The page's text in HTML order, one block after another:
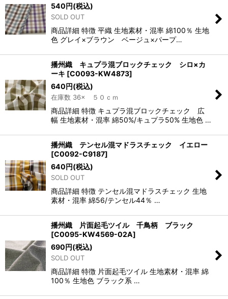
540円(税込)
SOLD OUT
商品詳細 特徴 平織 生地素材・混率 綿100％ 生地
色 グレイ×ブラウン ベージュ×パープ…
播州織 キュプラ混ブロックチェック シロ×カ
ーキ [C0093-KW4873]
640円(税込)
在庫数 36× ５０ｃｍ
商品詳細 特徴 キュプラ混ブロックチェック 広
幅 生地素材・混率 綿50%/キュプラ50% 生地色 …
播州織 テンセル混マドラスチェック イエロー
[C0092-C9187]
640円(税込)
SOLD OUT
商品詳細 特徴 テンセル混マドラスチェック 生地
素材・混率 綿56/テンセル44％ …
播州織 片面起毛ツイル 千鳥柄 ブラック
[C0095-KW4569-02A]
690円(税込)
SOLD OUT
商品詳細 特徴 片面起毛ツイル 生地素材・混率 綿
100％ 生地色 ブラック系 …